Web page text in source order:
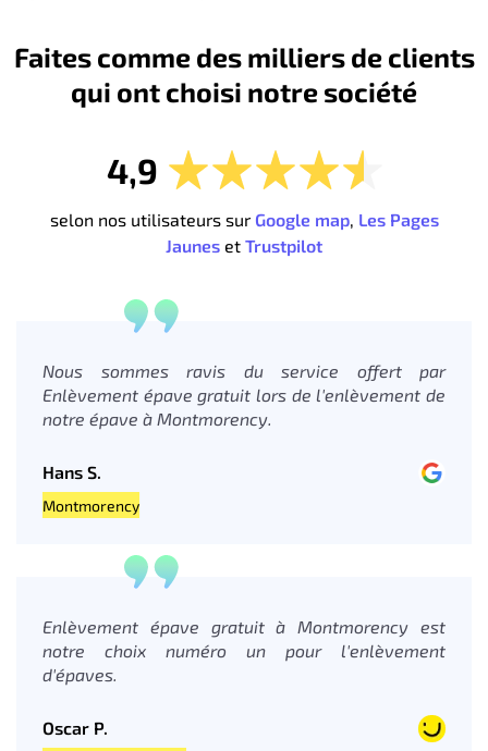
Faites comme des milliers de clients
qui ont choisi notre société
4,9
selon nos utilisateurs sur Google map, Les Pages
Jaunes et Trustpilot
Nous sommes ravis du service offert par
Enlèvement épave gratuit lors de l'enlèvement de
notre épave à Montmorency.
Hans S.
Montmorency
Enlèvement épave gratuit à Montmorency est
notre choix numéro un pour l'enlèvement
d'épaves.
Oscar P.